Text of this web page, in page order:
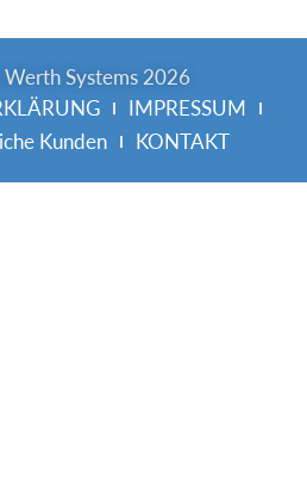
Systems 2026
IMPRESSUM
Kunden
KONTAKT